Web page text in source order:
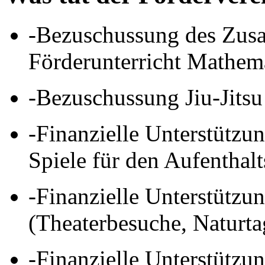
-Bezuschussung des
Förderunterricht
-Bezuschussung Jiu-
-Finanzielle
Spiele für den
-Finanzielle
(Theaterbesuche,
-Finanzielle